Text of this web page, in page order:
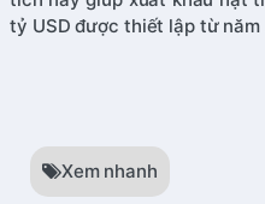
tỷ USD được thiết lập từ năm
Xem nhanh